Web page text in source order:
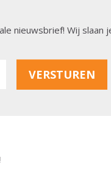
nieuwsbrief! Wij slaan